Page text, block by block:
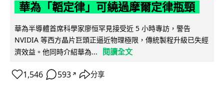
華為「韜定律」可繞過摩爾定律瓶頸
華為半導體首席科學家廖恒罕見接受近 5 小時專訪，警告
NVIDIA 等西方晶片巨頭正逼近物理極限，傳統製程升級已失經
濟效益。他同時介紹華為...
閱讀全文
1,546 593 ↗ 分享